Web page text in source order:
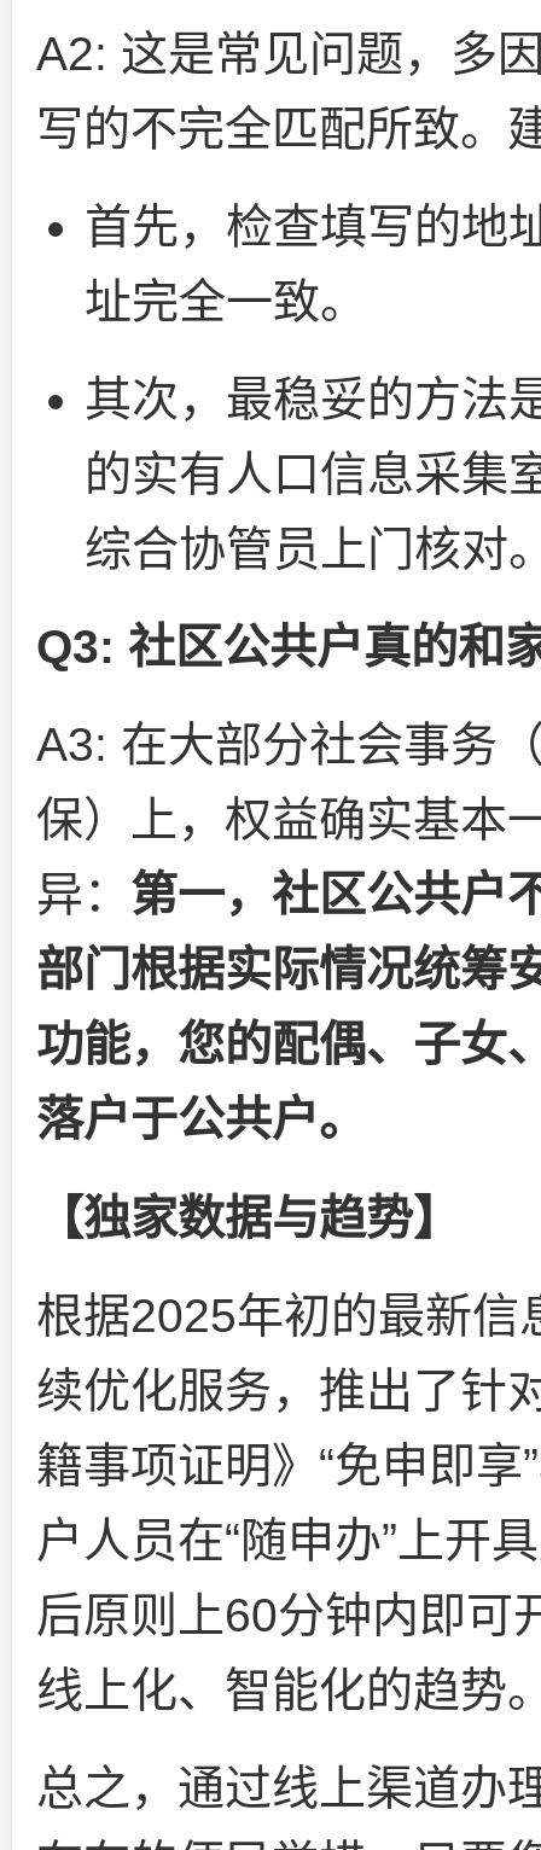
A2: 这是常见问题，多
写的不完全匹配所致。
首先，检查填写的地
址完全一致。
其次，最稳妥的方法
的实有人口信息采集
综合协管员上门核对
Q3: 社区公共户真的和
A3: 在大部分社会事务
保）上，权益确实基本
异： 第一，社区公共户
部门根据实际情况统筹
功能，您的配偶、子女
落户于公共户。
【独家数据与趋势】
根据2025年初的最新信
续优化服务，推出了针
籍事项证明》“免申即
户人员在“随申办”上开
后原则上60分钟内即可
线上化、智能化的趋势
总之，通过线上渠道办